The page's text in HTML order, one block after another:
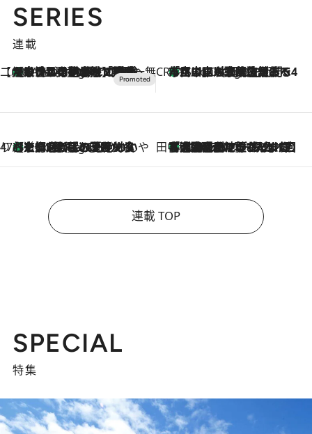
SERIES
連載
【CREA×星野リゾート】唯一無二。癒しと発見が待つ場所へ
5 Hours Ago
【トンボの足水浴】ヒノキの香りに包まれて涼感マックス！約13℃の湧水かけ流しを避暑地「星野温泉 トンボの湯」で体験 CREA'S CHOICE
7 Hours Ago
「立川にも歌舞伎があるんだよ」 片岡仁左衛門・市川中車ら豪華座組みで4年目の立川立飛歌舞伎へ
47都道府県の手みやげ ひんやりスイーツで夏を満喫
7 Hours Ago
【京都府】この夏絶対食べたい 冷やしておいしいおやつ3選 ひと口目から心を掴む新緑のテリーヌ 田中稲の勝手に再ブーム
2026.8.7
「湘南乃風に憧れて」観客大盛上がりの“タオル回し”に、ラッパー顔負けの高速歌唱まで…さだまさし（74）のアグレッシブすぎる現在地
連載 TOP
SPECIAL
特集